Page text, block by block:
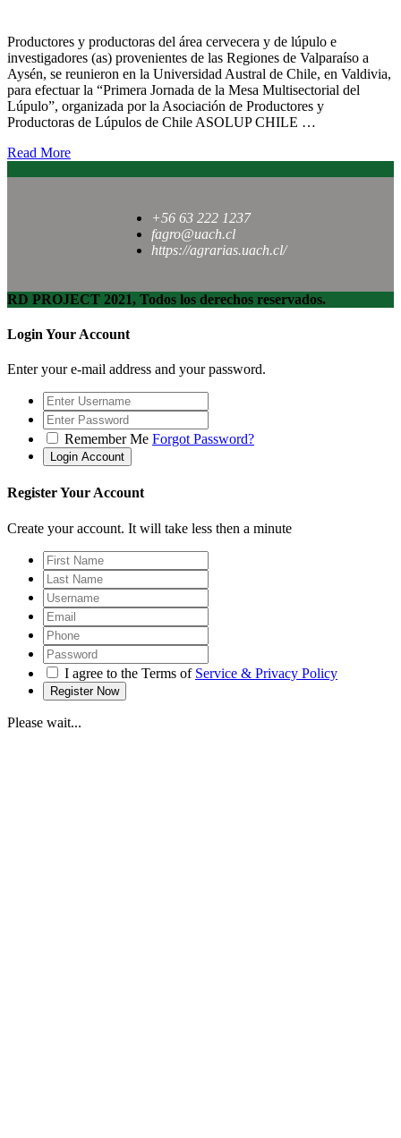
Productores y productoras del área cervecera y de lúpulo e
investigadores (as) provenientes de las Regiones de Valparaíso a
Aysén, se reunieron en la Universidad Austral de Chile, en Valdivia,
para efectuar la “Primera Jornada de la Mesa Multisectorial del
Lúpulo”, organizada por la Asociación de Productores y
Productoras de Lúpulos de Chile ASOLUP CHILE …
Read More
+56 63 222 1237
fagro@uach.cl
https://agrarias.uach.cl/
RD PROJECT 2021, Todos los derechos reservados.
Login Your Account
Enter your e-mail address and your password.
Remember Me Forgot Password?
Register Your Account
Create your account. It will take less then a minute
I agree to the Terms of Service & Privacy Policy
Please wait...